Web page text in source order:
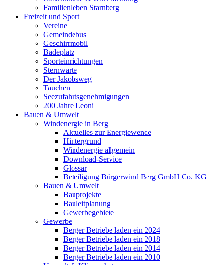
Familienleben Starnberg
Freizeit und Sport
Vereine
Gemeindebus
Geschirrmobil
Badeplatz
Sporteinrichtungen
Sternwarte
Der Jakobsweg
Tauchen
Seezufahrtsgenehmigungen
200 Jahre Leoni
Bauen & Umwelt
Windenergie in Berg
Aktuelles zur Energiewende
Hintergrund
Windenergie allgemein
Download-Service
Glossar
Beteiligung Bürgerwind Berg GmbH Co. KG
Bauen & Umwelt
Bauprojekte
Bauleitplanung
Gewerbegebiete
Gewerbe
Berger Betriebe laden ein 2024
Berger Betriebe laden ein 2018
Berger Betriebe laden ein 2014
Berger Betriebe laden ein 2010